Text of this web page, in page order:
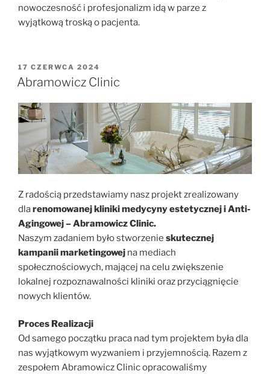
nowoczesność i profesjonalizm idą w parze z
wyjątkową troską o pacjenta.
17 CZERWCA 2024
Abramowicz Clinic
Z radością przedstawiamy nasz projekt zrealizowany
dlarenomowanej kliniki medycyny estetycznej i Anti-
Agingowej – Abramowicz Clinic.
Naszym zadaniem było stworzenie skutecznej
kampanii marketingowej na mediach
społecznościowych, mającej na celu zwiększenie
lokalnej rozpoznawalności kliniki oraz przyciągnięcie
nowych klientów.
Proces Realizacji
Od samego początku praca nad tym projektem była dla
nas wyjątkowym wyzwaniem i przyjemnością. Razem z
zespołem Abramowicz Clinic opracowaliśmy